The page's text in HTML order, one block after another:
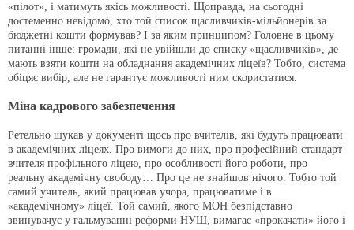
«пілот», і матимуть якісь можливості. Щоправда, на сьогодні
достеменно невідомо, хто той список щасливчиків-мільйонерів за
бюджетні кошти формував? І за яким принципом? Головне в цьому
питанні інше: громади, які не увійшли до списку «щасливчиків», де
мають взяти кошти на обладнання академічних ліцеїв? Тобто, система
обіцяє вибір, але не гарантує можливості ним скористатися.
Міна кадрового забезпечення
Ретельно шукав у документі щось про вчителів, які будуть працювати
в академічних ліцеях. Про вимоги до них, про професійний стандарт
вчителя профільного ліцею, про особливості його роботи, про
реальну академічну свободу… Про це не знайшов нічого. Тобто той
самий учитель, який працював учора, працюватиме і в
«академічному» ліцеї. Той самий, якого МОН безпідставно
звинувачує у гальмуванні реформи НУШ, вимагає «прокачати» його і